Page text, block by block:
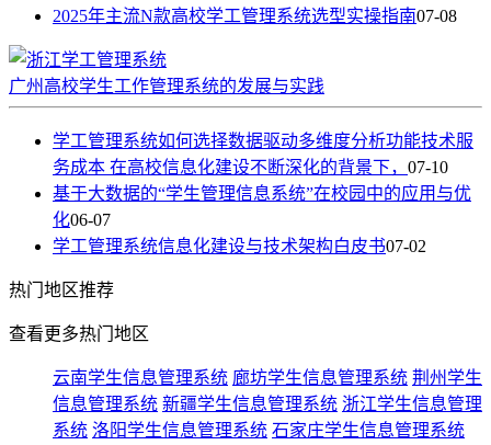
2025年主流N款高校学工管理系统选型实操指南07-08
广州高校学生工作管理系统的发展与实践
学工管理系统如何选择数据驱动多维度分析功能技术服
务成本 在高校信息化建设不断深化的背景下， 07-10
基于大数据的“学生管理信息系统”在校园中的应用与优
化06-07
学工管理系统信息化建设与技术架构白皮书07-02
热门 地区推荐
查看更多热门地区
云南学生信息管理系统 廊坊学生信息管理系统 荆州学生
信息管理系统 新疆学生信息管理系统 浙江学生信息管理
系统 洛阳学生信息管理系统 石家庄学生信息管理系统